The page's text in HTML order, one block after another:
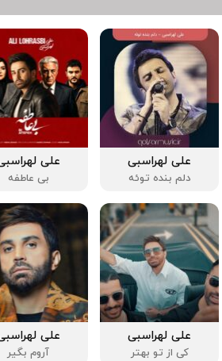
علی لهراسبی
دلم بنده توئه
علی
بی عاطفه
علی لهراسبی
کی از تو بهتر
علی
آروم بگیر